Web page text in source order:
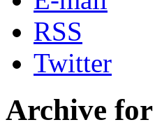
RSS
Twitter
Archive